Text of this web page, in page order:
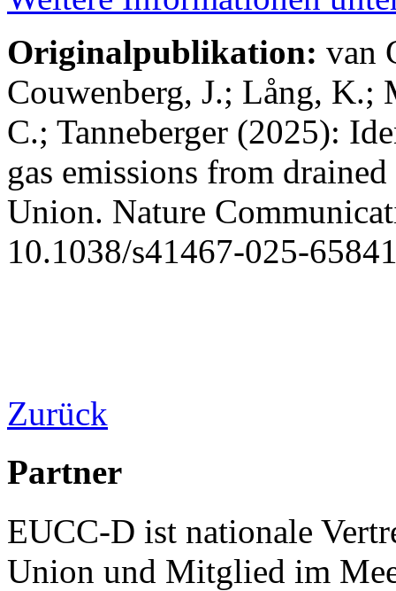
Originalpublikation: van
Couwenberg, J.; Lång, K.;
C.; Tanneberger (2025):
gas emissions from
Union. Nature
10.1038/s41467-025-
Zurück
Partner
EUCC-D ist nationale
Union und Mitglied im